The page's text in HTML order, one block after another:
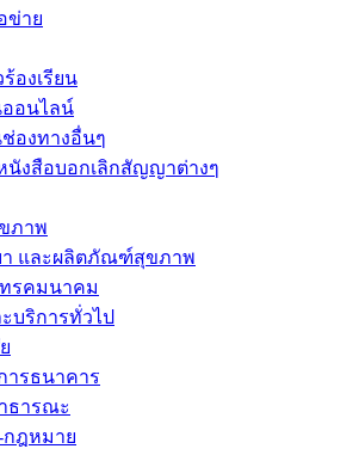
ข่าย
องเรียน
ออนไลน์
ช่องทางอื่นๆ
นังสือบอกเลิกสัญญาต่างๆ
ภาพ
า และผลิตภัณฑ์สุขภาพ
รคมนาคม
บริการทั่วไป
ารธนาคาร
ธารณะ
กฎหมาย